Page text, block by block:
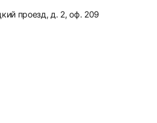
проезд, д. 2, оф. 209